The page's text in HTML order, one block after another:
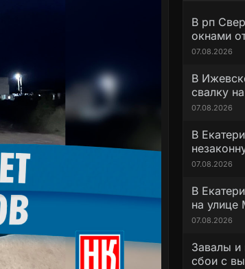
В рп
окнами
07.08.2026
В
свалку
07.08.2026
В
07.08.2026
В
на улице
07.08.2026
Завалы и
сбои с